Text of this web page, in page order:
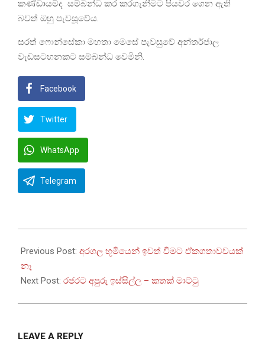
කණ්ඩායම්ද සම්බන්ධ කර කරගැනීමට පියවර ගෙන ඇති
බවත් ඔහු පැවසූවේය.
සරත් ෆොන්සේකා මහතා මෙසේ පැවසුවේ අන්තර්ජාල
වැඩසටහනකට සම්බන්ධ වෙමිනි.
Facebook
Twitter
WhatsApp
Telegram
08-
05
Previous Post: අරගල භූමියෙන් ඉවත් වීමට ඒකගතාවවයක්
නෑ
Next Post: රජරට අපුරු ඉස්සිල්ල – කතක් මාට්ටු
LEAVE A REPLY